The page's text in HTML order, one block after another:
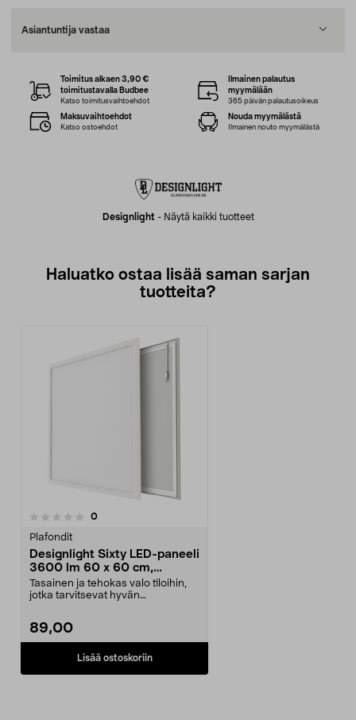
Asiantuntija vastaa
Designlight - Näytä kaikki tuotteet
Toimitus alkaen 3,90 €
toimitustavalla Budbee
Katso toimitusvaihtoehdot
Ilmainen palautus
myymälään
365 päivän palautusoikeus
Maksuvaihtoehdot
Katso ostoehdot
Nouda myymälästä
Ilmainen nouto myymälästä
Haluatko ostaa lisää saman sarjan
tuotteita?
0arvostelut
Plafondit
Designlight Sixty LED-paneeli
3600 lm 60 x 60 cm,
valkoinen
Tasainen ja tehokas valo tiloihin,
jotka tarvitsevat hyvän
89,00
Lisää ostoskoriin